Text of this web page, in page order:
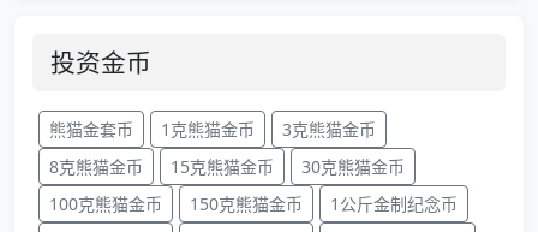
投资金币
熊猫金套币 1克熊猫金币
3克熊猫金币
8克熊猫金币
15克熊猫金币
30克熊猫金币
100克熊猫金币
150克熊猫金币
1公斤金制纪念币